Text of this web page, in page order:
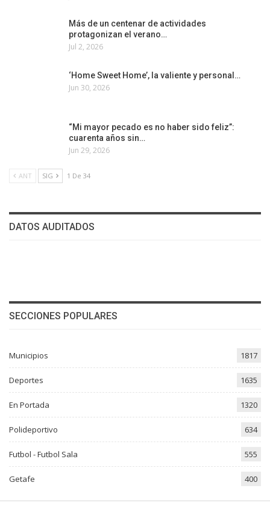
Más de un centenar de actividades
protagonizan el verano…
Jul 2, 2026
‘Home Sweet Home’, la valiente y personal…
Jun 30, 2026
“Mi mayor pecado es no haber sido feliz”:
cuarenta años sin…
Jun 29, 2026
ANT SIG 1 De 34
DATOS AUDITADOS
SECCIONES POPULARES
Municipios 1817
Deportes 1635
En Portada 1320
Polideportivo 634
Futbol - Futbol Sala 555
Getafe 400